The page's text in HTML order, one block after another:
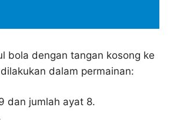
bola dengan tangan kosong ke
dalam permainan:
dan jumlah ayat 8.